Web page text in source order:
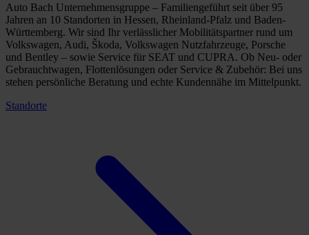
Auto Bach Unternehmensgruppe – Familiengeführt seit über 95
Jahren an 10 Standorten in Hessen, Rheinland-Pfalz und Baden-
Württemberg. Wir sind Ihr verlässlicher Mobilitätspartner rund um
Volkswagen, Audi, Škoda, Volkswagen Nutzfahrzeuge, Porsche
und Bentley – sowie Service für SEAT und CUPRA. Ob Neu- oder
Gebrauchtwagen, Flottenlösungen oder Service & Zubehör: Bei uns
stehen persönliche Beratung und echte Kundennähe im Mittelpunkt.
Standorte